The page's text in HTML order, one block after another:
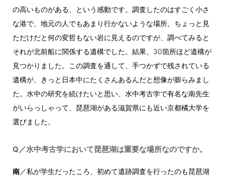
の高いものがある、という感動です。調査したのはすごく小さ
な港で、地元の人でもあまり行かないような場所。ちょっと見
ただけだと何の変哲もない岩に見えるのですが、調べてみると
それが北前船に関係する遺構でした。結果、30箇所ほど遺構が
見つかりました。この調査を通して、手つかずで残されている
遺構が、きっと日本中にたくさんあるんだと想像が膨らみまし
た。水中の研究を続けたいと思い、水中考古学で有名な南先生
がいらっしゃって、琵琶湖がある滋賀県にも近い京都橘大学を
選びました。
Q／水中考古学において琵琶湖は重要な場所なのですか。
南／私が学生だったころ、初めて遺跡調査を行ったのも琵琶湖